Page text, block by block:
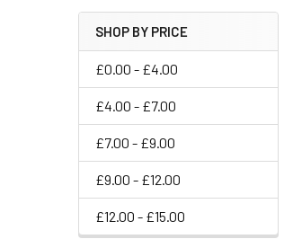
Sidebar
SHOP BY PRICE
£0.00 - £4.00
£4.00 - £7.00
£7.00 - £9.00
£9.00 - £12.00
£12.00 - £15.00